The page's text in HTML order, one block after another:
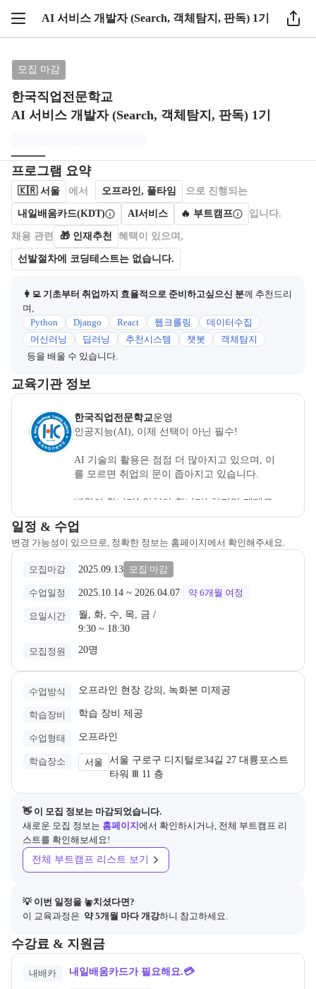
AI 서비스 개발자 (Search, 객체탐지, 판독) 1기
1 / 6
모집 마감
한국직업전문학교
AI 서비스 개발자 (Search, 객체탐지, 판독) 1기
브랜드: 한국직업전문학교, 과정명: AI 서비스 개발자
모집개요
프로그램 요약
캠프를 운영하거나 참여하는 회사 정보를 카드 형태로 제공한다.
🇰🇷 서울 에서 오프라인, 풀타임 으로 진행되는
내일배움카드(KDT) AI서비스 🔥 부트캠프 입니다.
채용 관련 🎁 인재추천 혜택이 있으며,
선발절차에 코딩테스트는 없습니다.
👩‍💻 기초부터 취업까지 효율적으로 준비하고싶으신 분께 추천드리
며,
Python
Django React 웹크롤링
데이터수집
머신러닝
딥러닝 추천시스템 챗봇
객체탐지
등을 배울 수 있습니다.
이 섹션에서는 부트캠프를 운영하거나 주관하는 회사의 정보를 카드
교육기관 정보
한국직업전문학교은(는) 본 부트캠프의
한국직업전문학교운영
인공지능(AI), 이제 선택이 아닌 필수!
AI 기술의 활용은 점점 더 많아지고 있으며, 이
를 모르면 취업의 문이 좁아지고 있습니다.
배워야 합니다! 익혀야 합니다! 하지만 제대로
가르치는 곳에서 배워야 쉽고 빠르게 실력을 쌓
을 수 있습니다.​
왜 한국직업전문학교인가?
✔ 25년 이상의 현장 실무 & 강의 경력을 갖춘 강
✔ 27년 이상 직업교육과 맞춤형 취업을 해온 실
무진과 직업상담사 1급 보유!
✔ 실무 중심 교육 + 최신 취업 트렌드 반영 = 곧
바로 취업 가능!​
기술이 곧 경쟁력입니다.
먼저 앞서가세요!​
💡 지금이 바로 시작할 때입니다.
✔ 기초부터 취업까지 완성 코스
✔ 현재 최고의 AI 관련 직무 희망자
✔ 국민내일배움카드 소지자 수강료 0원
✅문의 전화 : 02-6959-3647
✅홈페이지 : http://koreavc.or.kr
✅카톡ID : koreavc
다양한 국비 무료 교육 상담 및 접수는 아래의 링
크로 보내주세요.
💯취업, 준비가 아니라 완성이 되다. 한국직업전
문학교
일정 & 수업
변경 가능성이 있으므로, 정확한 정보는 홈페이지에서 확인해주세요.
교육과정 일정과 모집 상태에 따른 안내를 제공한다.
모집마감 2025.09.13 모집 마감
수업일정 2025.10.14 ~ 2026.04.07 약 6개월 여정
요일시간
월, 화, 수, 목, 금 /
9:30 ~ 18:30
모집정원 20명
수업방식 오프라인 현장 강의, 녹화본 미제공
학습장비 학습 장비 제공
수업형태 오프라인
학습장소 서울
서울 구로구 디지털로34길 27 대륭포스트
타워 Ⅲ 11 층
👋 이 모집 정보는 마감되었습니다.
새로운 모집 정보는 홈페이지 에서 확인하시거나, 전체 부트캠프 리
스트를 확인해보세요!
전체 부트캠프 리스트 보기
💡 이번 일정을 놓치셨다면?
이 교육과정은 약 5개월 마다 개강하니 참고하세요.
수강료 & 지원금
교육과정의 비용 및 결제 관련 정보를 안내한다. 필요 시 정부지원 과
내배카 내일배움카드가 필요해요.💳